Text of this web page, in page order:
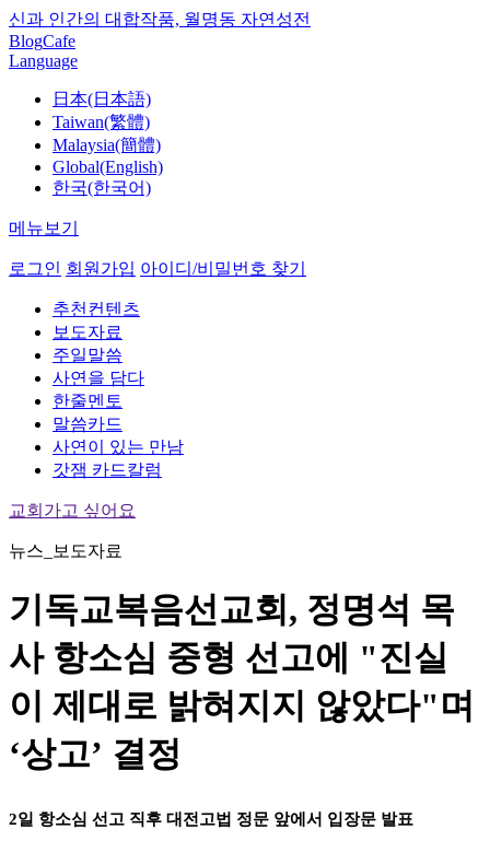
신과 인간의 대합작품, 월명동 자연성전
BlogCafe
Language
日本(日本語)
Taiwan(繁體)
Malaysia(簡體)
Global(English)
한국(한국어)
메뉴보기
로그인 회원가입 아이디/비밀번호 찾기
추천컨텐츠
보도자료
주일말씀
사연을 담다
한줄멘토
말씀카드
사연이 있는 만남
갓잼 카드칼럼
교회가고 싶어요
뉴스_보도자료
기독교복음선교회, 정명석 목
사 항소심 중형 선고에 "진실
이 제대로 밝혀지지 않았다"며
‘상고’ 결정
2일 항소심 선고 직후 대전고법 정문 앞에서 입장문 발표